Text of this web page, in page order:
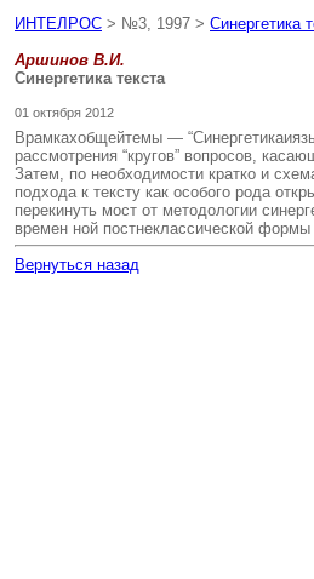
ИНТЕЛРОС > №3, 1997 > Синергетика
Аршинов В.И.
Синергетика текста
01 октября 2012
Врамкахобщейтемы —
рассмотрения “кругов” вопросов,
Затем, по необходимости кратко и
подхода к тексту как особого рода
перекинуть мост от методологии
времен ной постнеклассической
Вернуться назад